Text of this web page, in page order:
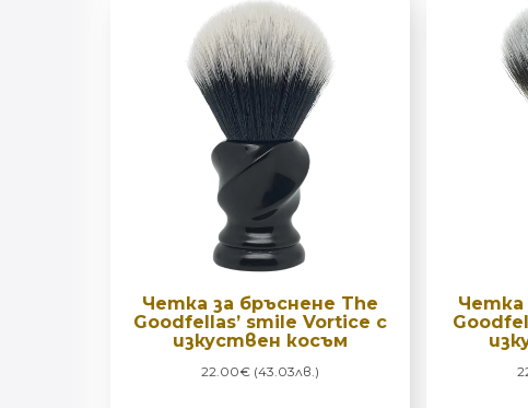
Четка за бръснене The
Goodfellas’ smile Vortice с
изкуствен косъм
22.00€ (43.03лв.)
Четка